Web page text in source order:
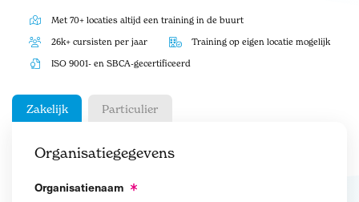
Met 70+ locaties altijd een training in de buurt
26k+ cursisten per jaar Training op eigen locatie mogelijk
ISO 9001- en SBCA-gecertificeerd
Zakelijk Particulier
Organisatiegegevens
Organisatienaam